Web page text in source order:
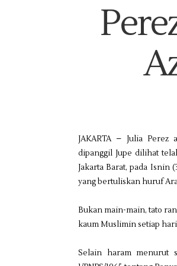
JAKARTA – Julia Perez
dipanggil Jupe dilihat
Jakarta Barat, pada Isnin
yang bertuliskan huruf
Bukan main-main, tato
Selain haram menurut